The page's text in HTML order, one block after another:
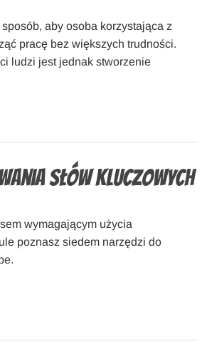
aby osoba korzystająca z
pracę bez większych trudności.
ludzi jest jednak stworzenie
słów kluczowych
wymagającym użycia
poznasz siedem narzędzi do